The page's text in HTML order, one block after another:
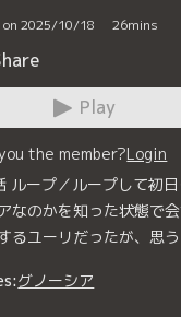
2025/10/18 26mins
Play
the member?Login
ループ／ループして初
なのかを知った状態で
るユーリだったが、思
グノーシア